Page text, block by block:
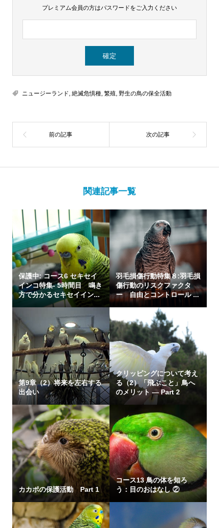
プレミアム会員の方はパスワードをご入力ください
ニュージーランド, 絶滅危惧種, 繁殖, 野生の鳥の保全活動
関連記事一覧
保護中: コース6 セキセイ
インコ特集- 5時間目 鳴き
方で分かるセキセイイン...
羽毛損傷行動特集８:羽毛損
傷行動のリスクファクタ
ー 自由とコントロール ...
第9章（2）将来を左右する
出会い
クリッピングについて考え
る（2）「飛ぶこと」鳥へ
のメリット ― Part 2
カカポの保護活動 Part 1
コース13 鳥の体を知ろ
う：目のおはなし ②